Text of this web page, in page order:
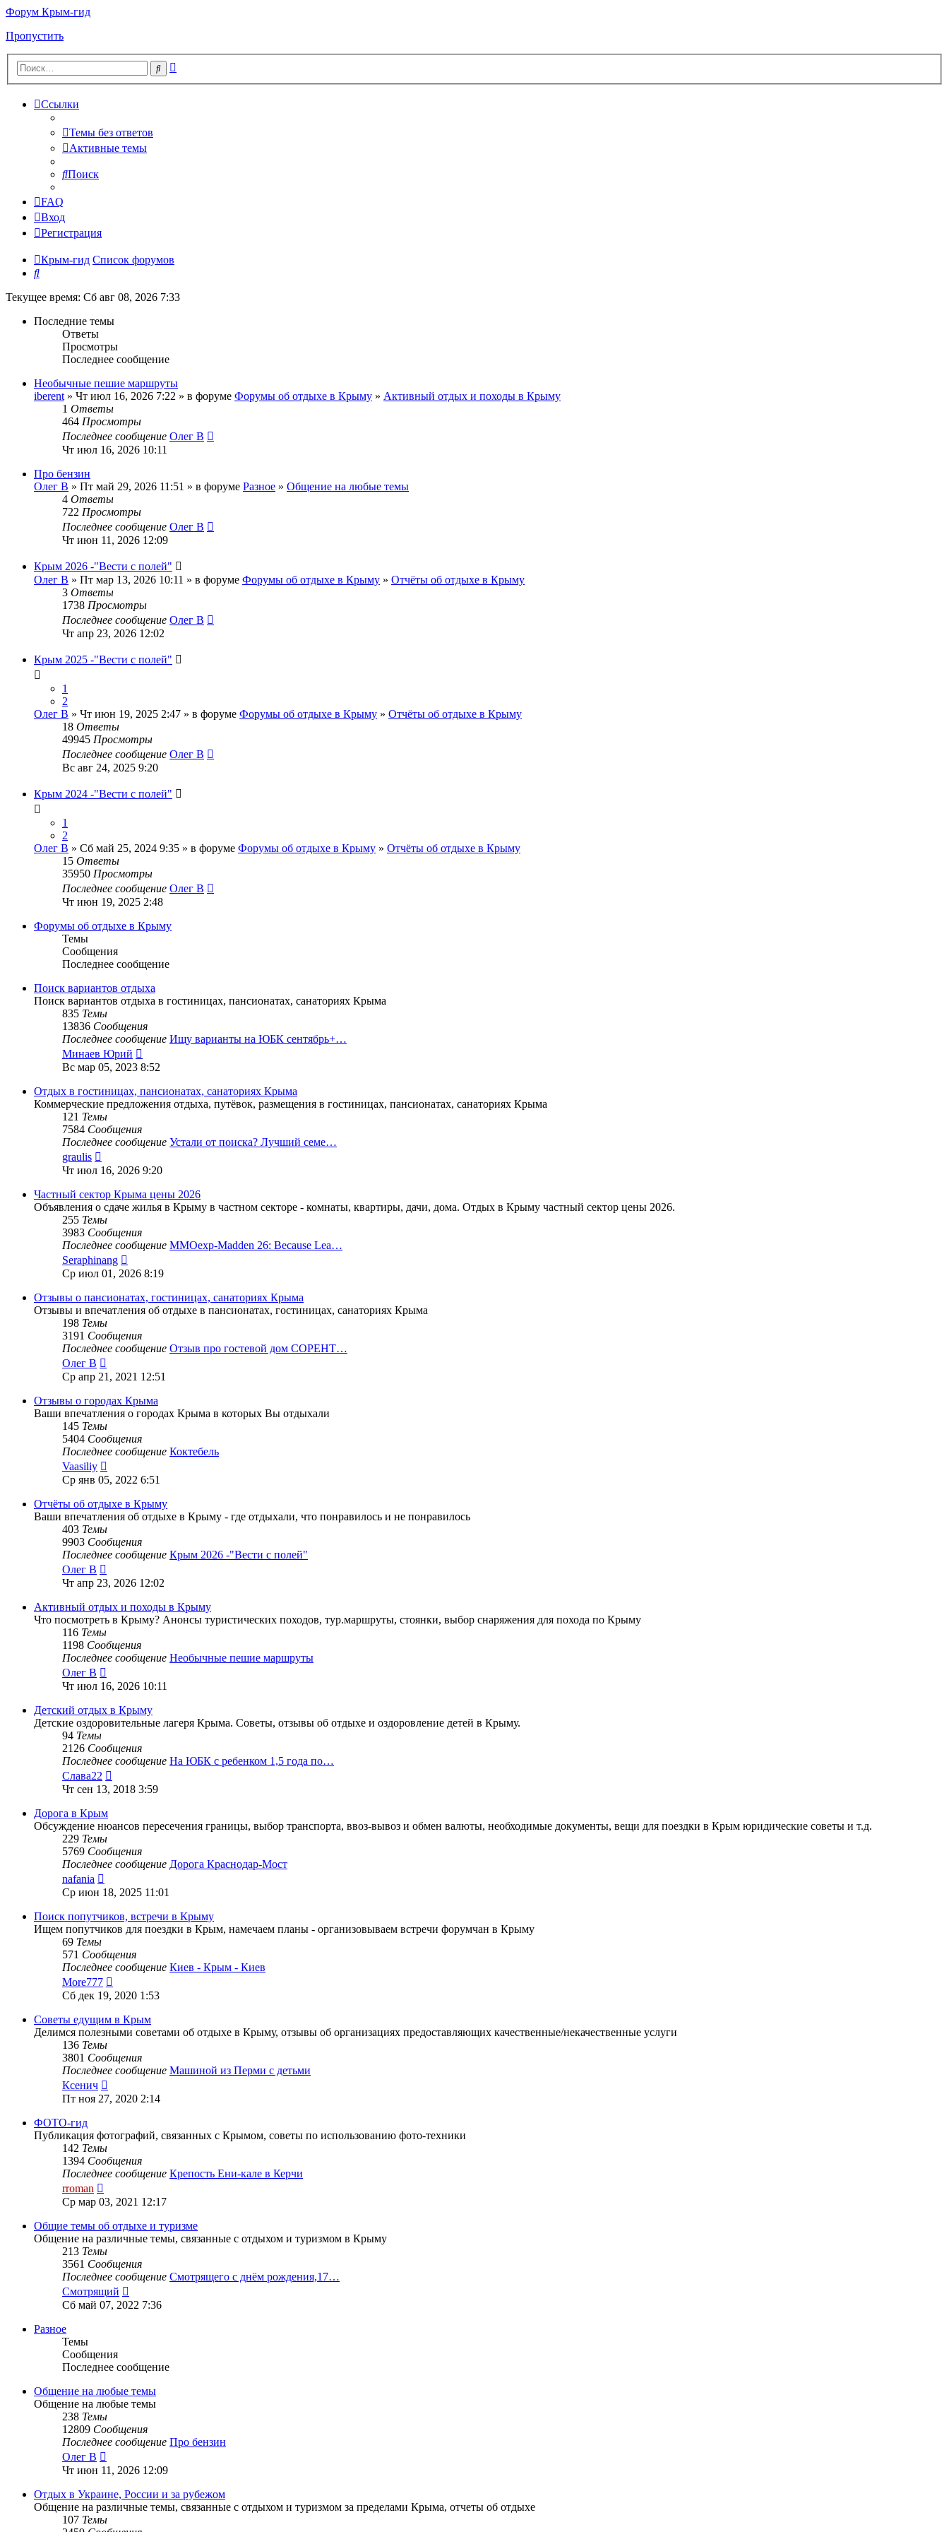
Форум Крым-гид
Пропустить
Поиск
Ссылки
Темы без ответов
Активные темы
Поиск
FAQ
Вход
Регистрация
Крым-гид Список форумов
Поиск
Текущее время: Сб авг 08, 2026 7:33
Последние темы
Ответы
Просмотры
Последнее сообщение
Необычные пешие маршруты
iberent » Чт июл 16, 2026 7:22 » в форуме Форумы об отдыхе в Крыму » Активный отдых и походы в Крыму
1 Ответы
464 Просмотры
Последнее сообщение Олег В
Чт июл 16, 2026 10:11
Про бензин
Олег В » Пт май 29, 2026 11:51 » в форуме Разное » Общение на любые темы
4 Ответы
722 Просмотры
Последнее сообщение Олег В
Чт июн 11, 2026 12:09
Крым 2026 -"Вести с полей"
Олег В » Пт мар 13, 2026 10:11 » в форуме Форумы об отдыхе в Крыму » Отчёты об отдыхе в Крыму
3 Ответы
1738 Просмотры
Последнее сообщение Олег В
Чт апр 23, 2026 12:02
Крым 2025 -"Вести с полей"
1
2
Олег В » Чт июн 19, 2025 2:47 » в форуме Форумы об отдыхе в Крыму » Отчёты об отдыхе в Крыму
18 Ответы
49945 Просмотры
Последнее сообщение Олег В
Вс авг 24, 2025 9:20
Крым 2024 -"Вести с полей"
1
2
Олег В » Сб май 25, 2024 9:35 » в форуме Форумы об отдыхе в Крыму » Отчёты об отдыхе в Крыму
15 Ответы
35950 Просмотры
Последнее сообщение Олег В
Чт июн 19, 2025 2:48
Форумы об отдыхе в Крыму
Темы
Сообщения
Последнее сообщение
Поиск вариантов отдыха
Поиск вариантов отдыха в гостиницах, пансионатах, санаториях Крыма
835 Темы
13836 Сообщения
Последнее сообщение Ищу варианты на ЮБК сентябрь+…
Минаев Юрий
к
сообщению
Вс мар 05, 2023 8:52
Отдых в гостиницах, пансионатах, санаториях Крыма
Коммерческие предложения отдыха, путёвок, размещения в гостиницах, пансионатах, санаториях Крыма
121 Темы
7584 Сообщения
Последнее сообщение Устали от поиска? Лучший семе…
graulis
к
последнему
сообщению
Чт июл 16, 2026 9:20
Частный сектор Крыма цены 2026
Объявления о сдаче жилья в Крыму в частном секторе - комнаты, квартиры, дачи, дома. Отдых в Крыму частный сектор цены 2026.
255 Темы
3983 Сообщения
Последнее сообщение MMOexp-Madden 26: Because Lea…
Seraphinang
к
сообщению
Ср июл 01, 2026 8:19
Отзывы о пансионатах, гостиницах, санаториях Крыма
Отзывы и впечатления об отдыхе в пансионатах, гостиницах, санаториях Крыма
198 Темы
3191 Сообщения
Последнее сообщение Отзыв про гостевой дом СОРЕНТ…
Олег В
к
последнему
сообщению
Ср апр 21, 2021 12:51
Отзывы о городах Крыма
Ваши впечатления о городах Крыма в которых Вы отдыхали
145 Темы
5404 Сообщения
Последнее сообщение Коктебель
Vaasiliy
к
последнему
сообщению
Ср янв 05, 2022 6:51
Отчёты об отдыхе в Крыму
Ваши впечатления об отдыхе в Крыму - где отдыхали, что понравилось и не понравилось
403 Темы
9903 Сообщения
Последнее сообщение Крым 2026 -"Вести с полей"
Олег В
к
последнему
сообщению
Чт апр 23, 2026 12:02
Активный отдых и походы в Крыму
Что посмотреть в Крыму? Анонсы туристических походов, тур.маршруты, стоянки, выбор снаряжения для похода по Крыму
116 Темы
1198 Сообщения
Последнее сообщение Необычные пешие маршруты
Олег В
к
последнему
сообщению
Чт июл 16, 2026 10:11
Детский отдых в Крыму
Детские оздоровительные лагеря Крыма. Советы, отзывы об отдыхе и оздоровление детей в Крыму.
94 Темы
2126 Сообщения
Последнее сообщение На ЮБК с ребенком 1,5 года по…
Слава22
к
Чт сен 13, 2018 3:59
Дорога в Крым
Обсуждение нюансов пересечения границы, выбор транспорта, ввоз-вывоз и обмен валюты, необходимые документы, вещи для поездки в Крым юридические советы и т.д.
229 Темы
5769 Сообщения
Последнее сообщение Дорога Краснодар-Мост
nafania
к
последнему
сообщению
Ср июн 18, 2025 11:01
Поиск попутчиков, встречи в Крыму
Ищем попутчиков для поездки в Крым, намечаем планы - организовываем встречи форумчан в Крыму
69 Темы
571 Сообщения
Последнее сообщение Киев - Крым - Киев
More777
к
сообщению
Сб дек 19, 2020 1:53
Советы едущим в Крым
Делимся полезными советами об отдыхе в Крыму, отзывы об организациях предоставляющих качественные/некачественные услуги
136 Темы
3801 Сообщения
Последнее сообщение Машиной из Перми с детьми
Ксенич
к
последнему
Пт ноя 27, 2020 2:14
ФОТО-гид
Публикация фотографий, связанных с Крымом, советы по использованию фото-техники
142 Темы
1394 Сообщения
Последнее сообщение Крепость Ени-кале в Керчи
rroman
к
последнему
сообщению
Ср мар 03, 2021 12:17
Общие темы об отдыхе и туризме
Общение на различные темы, связанные с отдыхом и туризмом в Крыму
213 Темы
3561 Сообщения
Последнее сообщение Смотрящего с днём рождения,17…
Смотрящий
к
Сб май 07, 2022 7:36
Разное
Темы
Сообщения
Последнее сообщение
Общение на любые темы
Общение на любые темы
238 Темы
12809 Сообщения
Последнее сообщение Про бензин
Олег В
к
последнему
сообщению
Чт июн 11, 2026 12:09
Отдых в Украине, России и за рубежом
Общение на различные темы, связанные с отдыхом и туризмом за пределами Крыма, отчеты об отдыхе
107 Темы